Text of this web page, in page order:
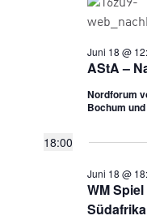
Juni
2026
AStA –
Juni 18 @
Nordforum
Bochum
18:00
WM
Südafrika
Juni 18 @